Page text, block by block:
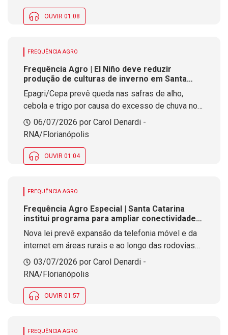
OUVIR 01:08
FREQUÊNCIA AGRO
Frequência Agro | El Niño deve reduzir
produção de culturas de inverno em Santa
Catarina
Epagri/Cepa prevê queda nas safras de alho,
cebola e trigo por causa do excesso de chuva no
Estado
06/07/2026 por Carol Denardi -
RNA/Florianópolis
OUVIR 01:04
FREQUÊNCIA AGRO
Frequência Agro Especial | Santa Catarina
institui programa para ampliar conectividade
no meio rural
Nova lei prevê expansão da telefonia móvel e da
internet em áreas rurais e ao longo das rodovias
estaduais
03/07/2026 por Carol Denardi -
RNA/Florianópolis
OUVIR 01:57
FREQUÊNCIA AGRO